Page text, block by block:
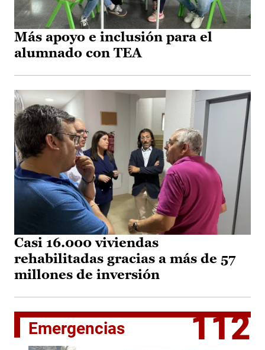
Más apoyo e inclusión para el
alumnado con TEA
Casi 16.000 viviendas
rehabilitadas gracias a más de 57
millones de inversión
Emergencias 112